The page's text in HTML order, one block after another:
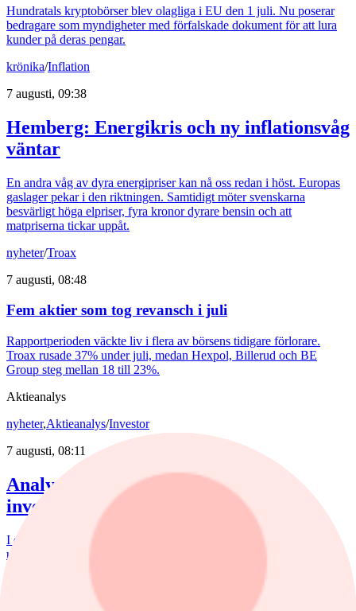
Hundratals kryptobörser blev olagliga i EU den 1 juli. Nu poserar
bedragare som myndigheter med förfalskade dokument för att lura
kunder på deras pengar.
krönika/Inflation
7 augusti, 09:38
Hemberg: Energikris och ny inflationsvåg
väntar
En andra våg av dyra energipriser kan nå oss redan i höst. Europas
gaslager pekar i den riktningen. Samtidigt möter svenskarna
besvärligt höga elpriser, fyra kronor dyrare bensin och att
matpriserna tickar uppåt.
nyheter/Troax
7 augusti, 08:48
Fem aktier som tog revansch i juli
Rapportperioden väckte liv i flera av börsens tidigare förlorare.
Troax rusade 37% under juli, medan Hexpol, Billerud och BE
Group steg mellan 18 till 23%.
Aktieanalys
nyheter,Aktieanalys/Investor
7 augusti, 08:11
Analytikern: Tre köpvärda
investmentbolag
I den här artikeln lyfter vi fram de tre investmentbolag som i dag
uppvisar den starkaste tekniska bilden enligt vår nya Investtech
köpsignal och lägre värden en starkare säljsignal enligt Investtechs